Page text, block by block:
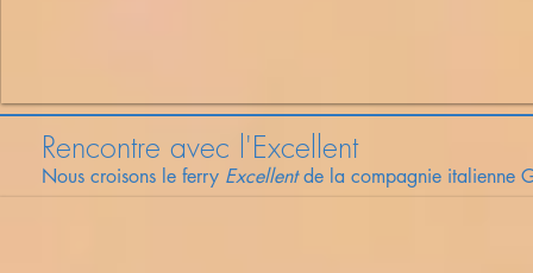
Rencontre avec l'Excellent
Nous croisons le ferry Excellentde la compagnie italienne